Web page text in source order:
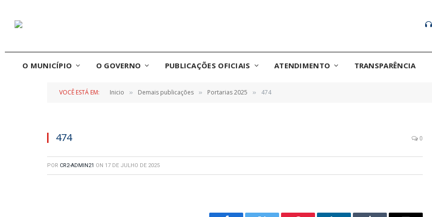
O MUNICÍPIO O GOVERNO PUBLICAÇÕES OFICIAIS ATENDIMENTO TRANSPARÊNCIA
VOCÊ ESTÁ EM: Inicio » Demais publicações » Portarias 2025 » 474
474 0
POR CR2-ADMIN21 ON 17 DE JULHO DE 2025